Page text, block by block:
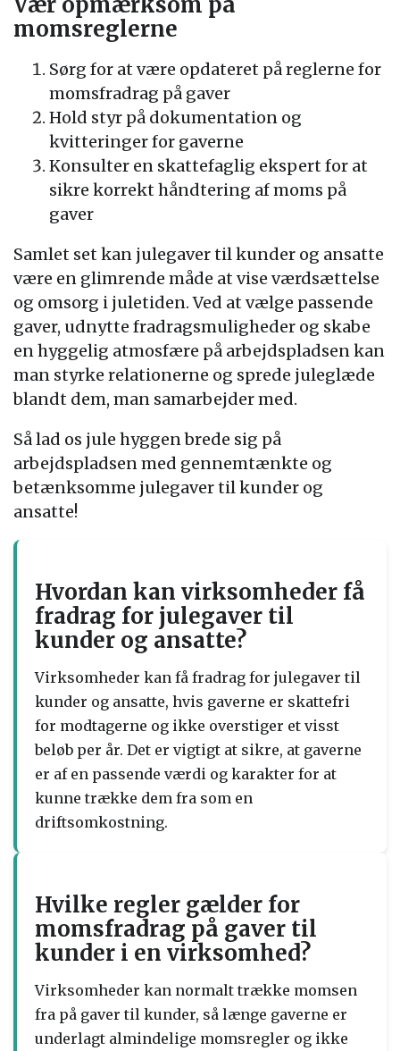
momsreglerne
Sørg for at være opdateret på reglerne for
momsfradrag på gaver
Hold styr på dokumentation og
kvitteringer for gaverne
Konsulter en skattefaglig ekspert for at
sikre korrekt håndtering af moms på
gaver
Samlet set kan julegaver til kunder og ansatte
være en glimrende måde at vise værdsættelse
og omsorg i juletiden. Ved at vælge passende
gaver, udnytte fradragsmuligheder og skabe
en hyggelig atmosfære på arbejdspladsen kan
man styrke relationerne og sprede juleglæde
blandt dem, man samarbejder med.
Så lad os jule hyggen brede sig på
arbejdspladsen med gennemtænkte og
betænksomme julegaver til kunder og
ansatte!
Hvordan kan virksomheder få
fradrag for julegaver til
kunder og ansatte?
Virksomheder kan få fradrag for julegaver til
kunder og ansatte, hvis gaverne er skattefri
for modtagerne og ikke overstiger et visst
beløb per år. Det er vigtigt at sikre, at gaverne
er af en passende værdi og karakter for at
kunne trække dem fra som en
driftsomkostning.
Hvilke regler gælder for
momsfradrag på gaver til
kunder i en virksomhed?
Virksomheder kan normalt trække momsen
fra på gaver til kunder, så længe gaverne er
underlagt almindelige momsregler og ikke